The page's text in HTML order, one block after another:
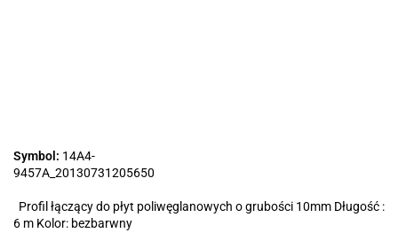
Symbol: 14A4-
9457A_20130731205650
Profil łączący do płyt poliwęglanowych o grubości 10mm Długość :
6 m Kolor: bezbarwny